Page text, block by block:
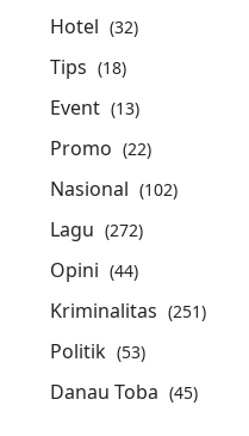
Hotel (32)
Tips (18)
Event (13)
Promo (22)
Nasional (102)
Lagu (272)
Opini (44)
Kriminalitas (251)
Politik (53)
Danau Toba (45)